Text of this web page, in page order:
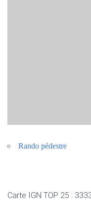
Rando pédestre
Carte IGN TOP 25 :